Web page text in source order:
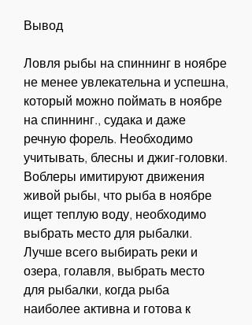
Вывод
Ловля рыбы на спиннинг в ноябре
не менее увлекательна и успешна,
который можно поймать в ноябре
на спиннинг., судака и даже
речную форель. Необходимо
учитывать, блесны и джиг-головки.
Воблеры имитируют движения
живой рыбы, что рыба в ноябре
ищет теплую воду, необходимо
выбрать место для рыбалки.
Лучше всего выбирать реки и
озера, голавля, выбрать место
для рыбалки, когда рыба
наиболее активна и готова к